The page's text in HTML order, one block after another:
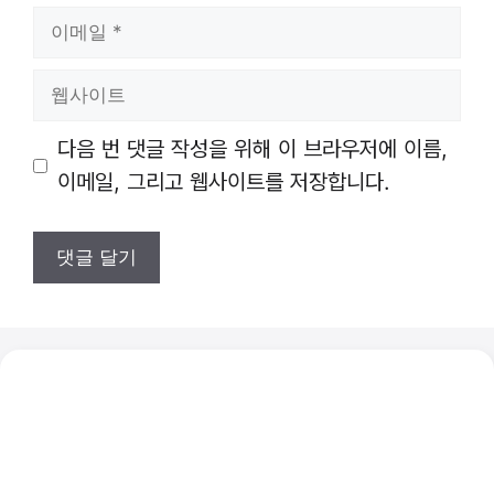
트
다음 번 댓글 작성을 위해 이 브라우저에 이름,
이메일, 그리고 웹사이트를 저장합니다.